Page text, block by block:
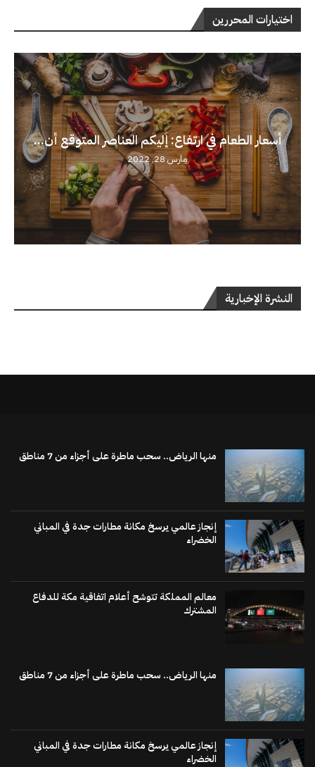
اختيارات المحررين
أسعار الطعام في ارتفاع: إليكم العناصر المتوقع أن...
مارس 28, 2022
النشرة الإخبارية
منها الرياض.. سحب ماطرة على أجزاء من 7 مناطق
إنجاز عالمي يرسخ مكانة مطارات جدة في المباني
الخضراء
معالم المملكة تتوشح أعلام اتفاقية مكة للدفاع
المشترك
منها الرياض.. سحب ماطرة على أجزاء من 7 مناطق
إنجاز عالمي يرسخ مكانة مطارات جدة في المباني
الخضراء